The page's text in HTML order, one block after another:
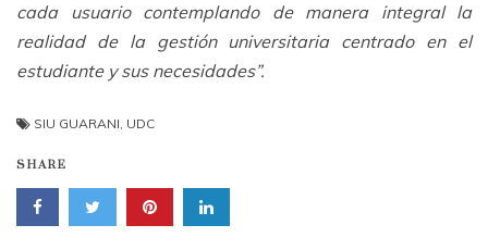
cada usuario contemplando de manera integral la
realidad de la gestión universitaria centrado en el
estudiante y sus necesidades”.
SIU GUARANI, UDC
SHARE